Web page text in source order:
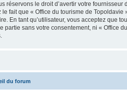
réservons le droit d’avertir votre fournisseur
le fait que « Office du tourisme de
En tant qu’utilisateur, vous acceptez que
partie sans votre consentement, ni « Office
du forum